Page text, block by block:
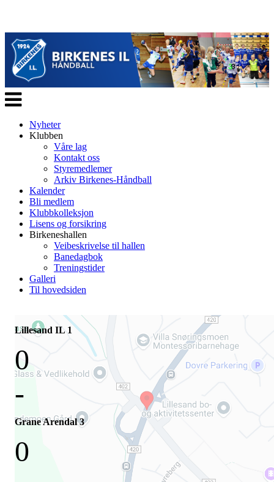
Veksle
navigasjon
Nyheter
Klubben
Våre lag
Kontakt oss
Styremedlemer
Arkiv Birkenes-Håndball
Kalender
Bli medlem
Klubbkolleksjon
Lisens og forsikring
Birkeneshallen
Veibeskrivelse til hallen
Banedagbok
Treningstider
Galleri
Til hovedsiden
Lillesand IL 1
0
-
Grane Arendal 3
0